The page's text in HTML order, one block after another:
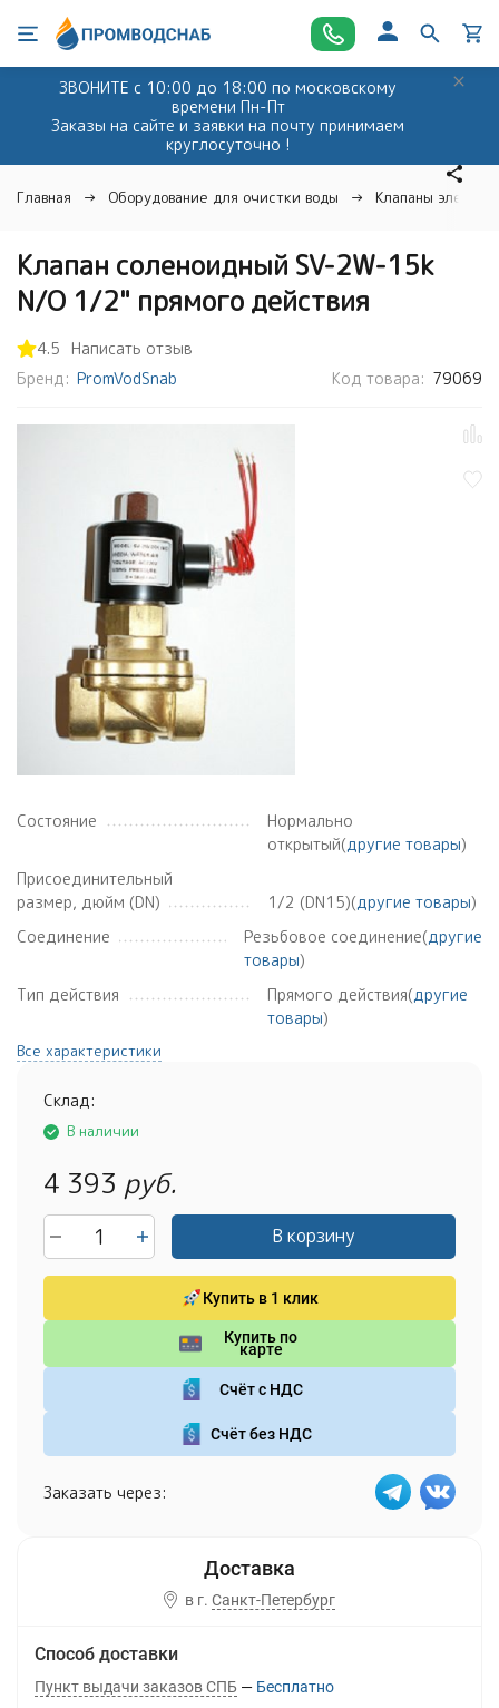
ЗВОНИТЕ с 10:00 до 18:00 по московскому
времени Пн-Пт
Заказы на сайте и заявки на почту принимаем
круглосуточно !
Главная Оборудование для очистки воды Клапаны
Клапан соленоидный SV-2W-15k
N/O 1/2" прямого действия
4.5
Написать отзыв
Бренд: PromVodSnab Код товара: 79069
Состояние
Нормально
открытый(другие товары)
Присоединительный
размер, дюйм (DN)
1/2 (DN15)(другие товары)
Соединение
Резьбовое соединение(другие
товары)
Тип действия
Прямого действия(другие
товары)
Все характеристики
Склад:
В наличии
4 393 руб.
В корзину
Купить в 1 клик
Купить по
карте
Счёт с НДС
Счёт без НДС
Заказать через:
в г. Санкт-Петербург
Способ доставки
Пункт выдачи заказов СПБ Бесплатно